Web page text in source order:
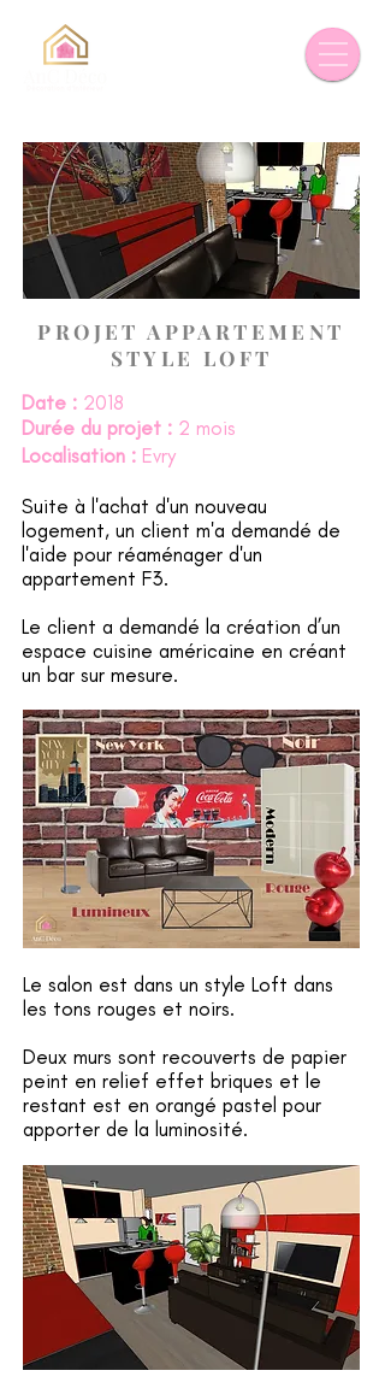
PROJET APPARTEMENT
STYLE LOFT
Date : 2018
Durée du projet : 2 mois
Localisation : Evry
Suite à l'achat d'un nouveau
logement, un client m'a demandé de
l'aide pour réaménager d'un
appartement F3.
Le client a demandé la création d’un
espace cuisine américaine en créant
un bar sur mesure.
Le salon est dans un style Loft dans
les tons rouges et noirs.
Deux murs sont recouverts de papier
peint en relief effet briques et le
restant est en orangé pastel pour
apporter de la luminosité.